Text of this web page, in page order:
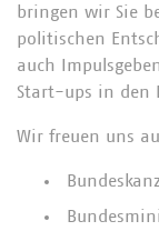
bringen wir Sie
politischen
auch
Start-ups in den
Wir freuen uns